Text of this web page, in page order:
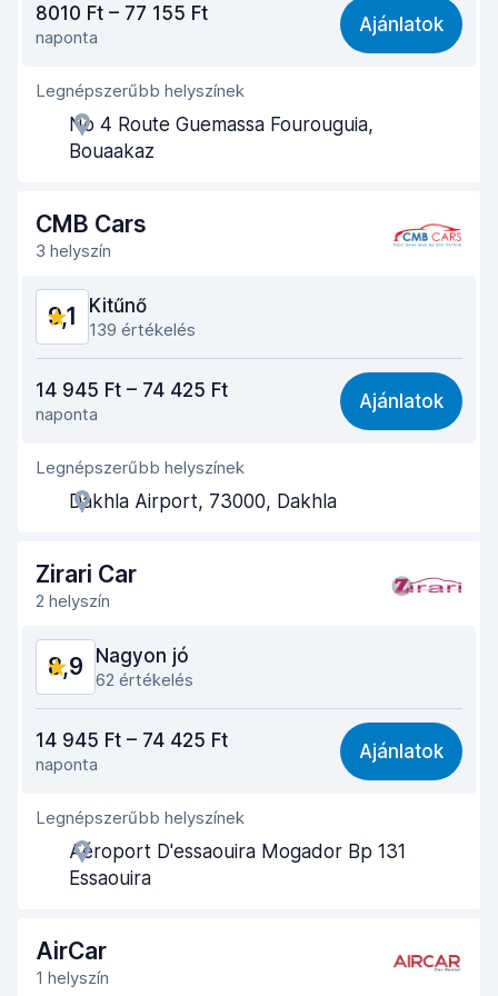
Könnyű megtalálás 8,6
Ügynöki segítőkészség
Az autó átvételéhez szükséges idő
Az autó tisztasága 9,5
Autó állapota
8010 Ft – 77 155 Ft
naponta
Ajánlatok
Legnépszerűbb helyszínek
No 4 Route Guemassa Fourouguia,
Bouaakaz
CMB Cars
3 helyszín
9,1 Kitűnő
139 értékelés
8,8
Könnyű megtalálás 9,4
Ügynöki segítőkészség
Az autó átvételéhez szükséges idő
Az autó leadásához szükséges idő
Az autó tisztasága
Autó állapota
14 945 Ft – 74 425 Ft
naponta
Ajánlatok
Legnépszerűbb helyszínek
Dakhla Airport, 73000, Dakhla
Zirari Car
2 helyszín
8,9 Nagyon jó
62 értékelés
8,8
Könnyű megtalálás 9,1
Ügynöki segítőkészség
Az autó átvételéhez szükséges idő
Az autó tisztasága 8,8
14 945 Ft – 74 425 Ft
naponta
Ajánlatok
Legnépszerűbb helyszínek
Aéroport D'essaouira Mogador Bp 131
Essaouira
AirCar
1 helyszín